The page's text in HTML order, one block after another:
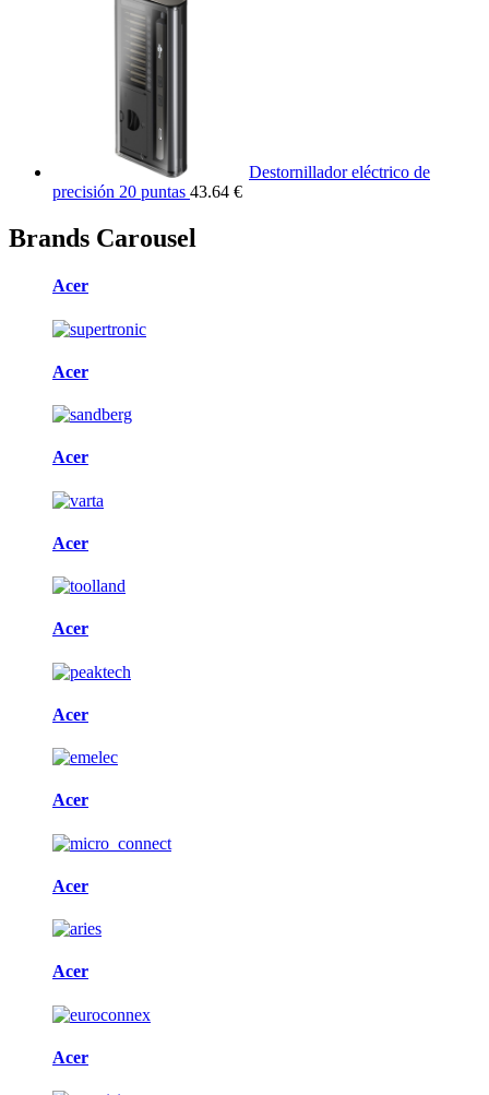
Destornillador eléctrico de
precisión 20 puntas 43.64 €
Brands Carousel
Acer
Acer
Acer
Acer
Acer
Acer
Acer
Acer
Acer
Acer